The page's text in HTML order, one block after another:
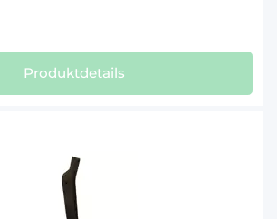
Produktdetails